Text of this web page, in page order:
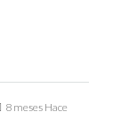
8 meses Hace